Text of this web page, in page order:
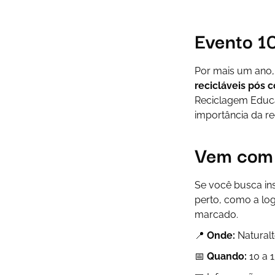
Evento
Por mais um
recicláveis pós
Reciclagem
importância da
Vem
Se você busca
perto, como a
marcado.
📍 Onde:
📅 Quando: 10 a